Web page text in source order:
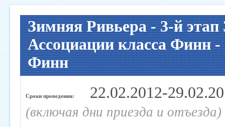
Зимняя Ривьера - 3-й этап
Ассоциации класса Финн -
Финн
Сроки проведения: 22.02.2012-
(включая дни приезда и отъезда)